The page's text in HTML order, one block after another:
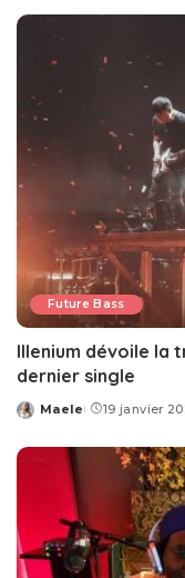
Future Bass
Illenium dévoile la
dernier single
Posted
Maele 19 janvier